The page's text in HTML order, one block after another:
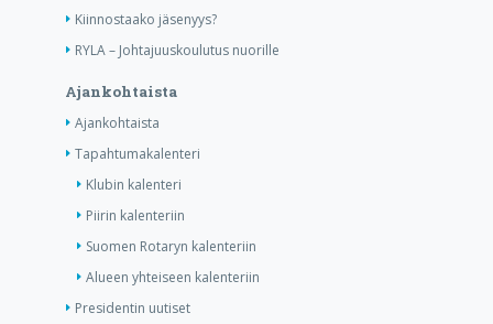
Kiinnostaako jäsenyys?
RYLA – Johtajuuskoulutus nuorille
Ajankohtaista
Ajankohtaista
Tapahtumakalenteri
Klubin kalenteri
Piirin kalenteriin
Suomen Rotaryn kalenteriin
Alueen yhteiseen kalenteriin
Presidentin uutiset